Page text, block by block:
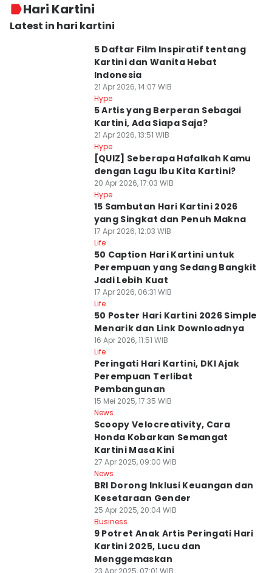
Hari Kartini
Latest in hari kartini
5 Daftar Film Inspiratif tentang
Kartini dan Wanita Hebat
Indonesia
21 Apr 2026, 14:07 WIB
Hype
5 Artis yang Berperan Sebagai
Kartini, Ada Siapa Saja?
21 Apr 2026, 13:51 WIB
Hype
[QUIZ] Seberapa Hafalkah Kamu
dengan Lagu Ibu Kita Kartini?
20 Apr 2026, 17:03 WIB
Hype
15 Sambutan Hari Kartini 2026
yang Singkat dan Penuh Makna
17 Apr 2026, 12:03 WIB
Life
50 Caption Hari Kartini untuk
Perempuan yang Sedang Bangkit
Jadi Lebih Kuat
17 Apr 2026, 06:31 WIB
Life
50 Poster Hari Kartini 2026 Simple
Menarik dan Link Downloadnya
16 Apr 2026, 11:51 WIB
Life
Peringati Hari Kartini, DKI Ajak
Perempuan Terlibat
Pembangunan
15 Mei 2025, 17:35 WIB
News
Scoopy Velocreativity, Cara
Honda Kobarkan Semangat
Kartini Masa Kini
27 Apr 2025, 09:00 WIB
News
BRI Dorong Inklusi Keuangan dan
Kesetaraan Gender
25 Apr 2025, 20:04 WIB
Business
9 Potret Anak Artis Peringati Hari
Kartini 2025, Lucu dan
Menggemaskan
23 Apr 2025, 07:01 WIB